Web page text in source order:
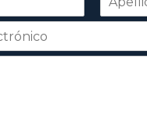
Apellidos